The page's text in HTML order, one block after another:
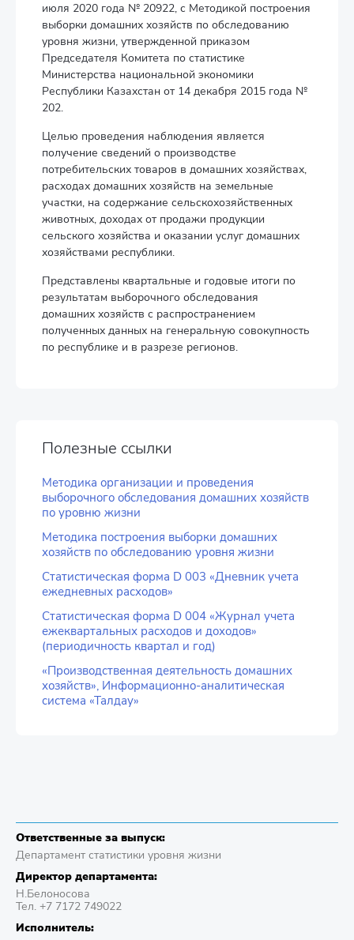
июля 2020 года № 20922, с Методикой построения
выборки домашних хозяйств по обследованию
уровня жизни, утвержденной приказом
Председателя Комитета по статистике
Министерства национальной экономики
Республики Казахстан от 14 декабря 2015 года №
202.
Целью проведения наблюдения является
получение сведений о производстве
потребительских товаров в домашних хозяйствах,
расходах домашних хозяйств на земельные
участки, на содержание сельскохозяйственных
животных, доходах от продажи продукции
сельского хозяйства и оказании услуг домашних
хозяйствами республики.
Представлены квартальные и годовые итоги по
результатам выборочного обследования
домашних хозяйств с распространением
полученных данных на генеральную совокупность
по республике и в разрезе регионов.
Полезные ссылки
Методика организации и проведения
выборочного обследования домашних хозяйств
по уровню жизни
Методика построения выборки домашних
хозяйств по обследованию уровня жизни
Статистическая форма D 003 «Дневник учета
ежедневных расходов»
Статистическая форма D 004 «Журнал учета
ежеквартальных расходов и доходов»
(периодичность квартал и год)
«Производственная деятельность домашних
хозяйств», Информационно-аналитическая
система «Талдау»
Ответственные за выпуск:
Департамент статистики уровня жизни
Директор департамента:
Н.Белоносова
Тел. +7 7172 749022
Исполнитель: